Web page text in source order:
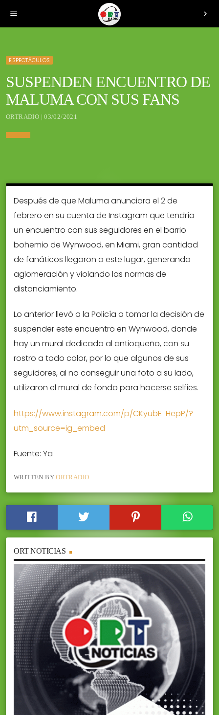
menu chevron_right
ESPECTÁCULOS
SUSPENDEN ENCUENTRO DE
MALUMA CON SUS FANS
ORTRADIO | 03/02/2021
Después de que Maluma anunciara el 2 de
febrero en su cuenta de Instagram que tendría
un encuentro con sus seguidores en el barrio
bohemio de Wynwood, en Miami, gran cantidad
de fanáticos llegaron a este lugar, generando
aglomeración y violando las normas de
distanciamiento.
Lo anterior llevó a la Policía a tomar la decisión de
suspender este encuentro en Wynwood, donde
hay un mural dedicado al antioqueño, con su
rostro a todo color, por lo que algunos de sus
seguidores, al no conseguir una foto a su lado,
utilizaron el mural de fondo para hacerse selfies.
https://www.instagram.com/p/CKyubE-HepP/?
utm_source=ig_embed
Fuente: Ya
WRITTEN BYORTRADIO
ORT NOTICIAS